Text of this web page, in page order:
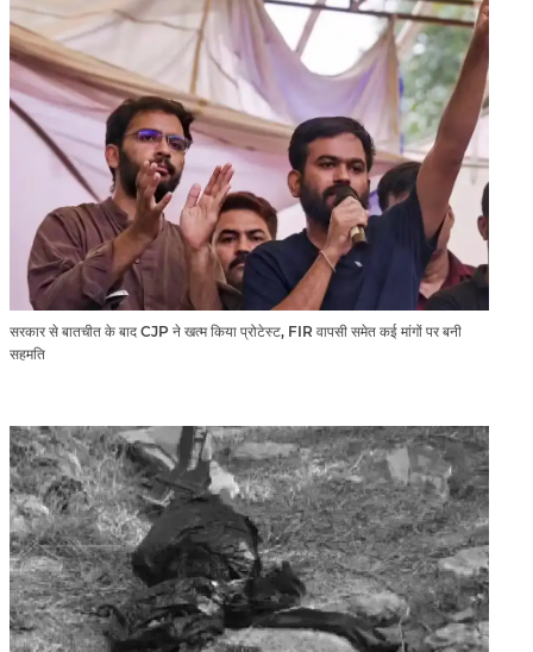
सरकार से बातचीत के बाद CJP ने खत्म किया प्रोटेस्ट, FIR वापसी समेत कई मांगों पर बनी
सहमति